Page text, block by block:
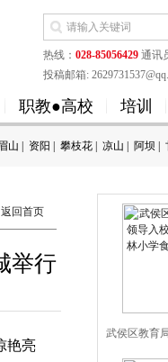
热线： 028-85056429 通讯
投稿邮箱:
职教●高校 培训
山 资阳 攀枝花 凉山 阿坝
返回首页
举行
艳亮
武侯区教育